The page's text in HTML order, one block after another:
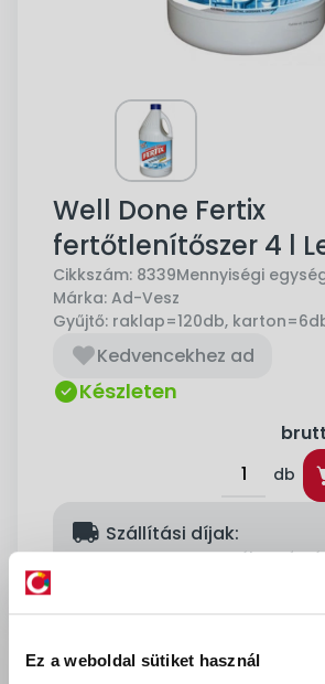
Ez a weboldal sütiket használ
Well Done Fertix
fertőtlenítőszer 4 l
Cikkszám: 8339Mennyiségi
Márka: Ad-Vesz
Gyűjtő: raklap=120db,
Kedvencekhez ad
Készleten
db
delivery Szállítási díjak:
Személyes